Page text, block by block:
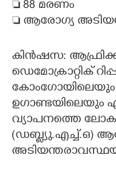
CARTOONS
LITERATURE
ZOOM
CONTACT US
 88 മരണം
 ആരോഗ്യ
കിൻഷസ:
ഡെമോക്രാറ്റിക്
വ്യാപനത്തെ
(ഡബ്ല്യു.എച്ച്.ഒ)